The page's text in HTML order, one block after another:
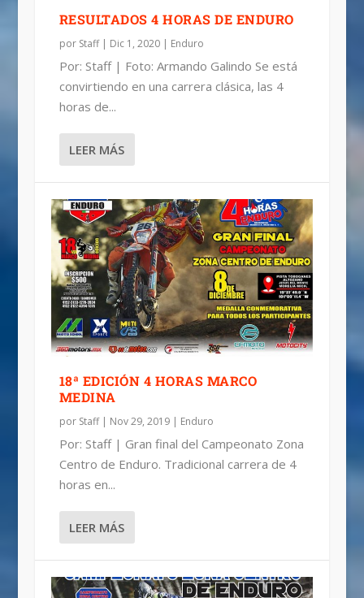
RESULTADOS 4 HORAS DE ENDURO
por Staff| Dic 1, 2020| Enduro
Por: Staff | Foto: Armando Galindo Se está
convirtiendo en una carrera clásica, las 4
horas de...
LEER MÁS
18ª EDICIÓN 4 HORAS MARCO
MEDINA
por Staff| Nov 29, 2019| Enduro
Por: Staff | Gran final del Campeonato Zona
Centro de Enduro. Tradicional carrera de 4
horas en...
LEER MÁS